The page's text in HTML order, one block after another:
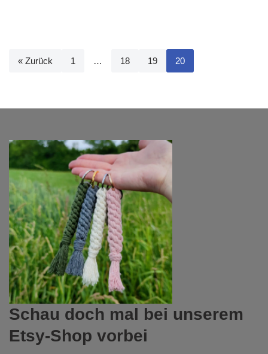
« Zurück 1 … 18 19 20
Schau doch mal bei unserem
Etsy-Shop vorbei